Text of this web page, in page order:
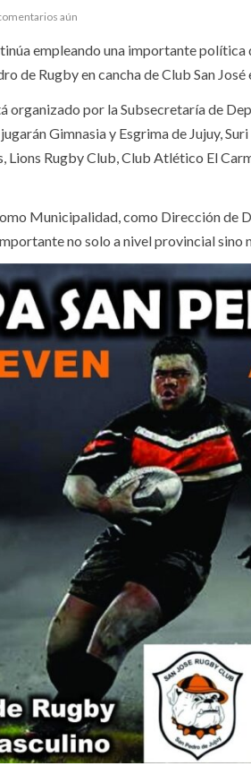
aún
empleando una importante política
de Rugby en cancha de Club San
organizado por la Subsecretaría de
Gimnasia y Esgrima de Jujuy,
Rugby Club, Club Atlético El
Municipalidad, como Dirección de
no solo a nivel provincial sino